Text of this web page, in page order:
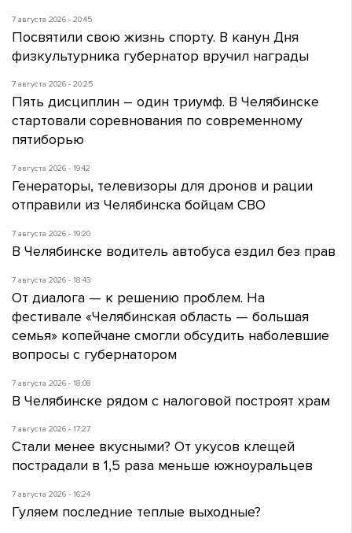
7 августа 2026 - 20:45
Посвятили свою жизнь спорту. В канун Дня
физкультурника губернатор вручил награды
7 августа 2026 - 20:25
Пять дисциплин – один триумф. В Челябинске
стартовали соревнования по современному
пятиборью
7 августа 2026 - 19:42
Генераторы, телевизоры для дронов и рации
отправили из Челябинска бойцам СВО
7 августа 2026 - 19:20
В Челябинске водитель автобуса ездил без прав
7 августа 2026 - 18:43
От диалога — к решению проблем. На
фестивале «Челябинская область — большая
семья» копейчане смогли обсудить наболевшие
вопросы с губернатором
7 августа 2026 - 18:08
В Челябинске рядом с налоговой построят храм
7 августа 2026 - 17:27
Стали менее вкусными? От укусов клещей
пострадали в 1,5 раза меньше южноуральцев
7 августа 2026 - 16:24
Гуляем последние теплые выходные?